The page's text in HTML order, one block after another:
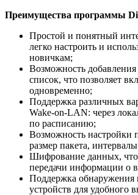
Преимущества программы
Простой и понятный
легко настроить и
новичкам;
Возможность
список, что позволяет
одновременно;
Поддержка различных
Wake-on-LAN: через
по расписанию;
Возможность настройки
размер пакета,
Шифрование данных, что
передачи информации о
Поддержка обнаружения
устройств для удобного